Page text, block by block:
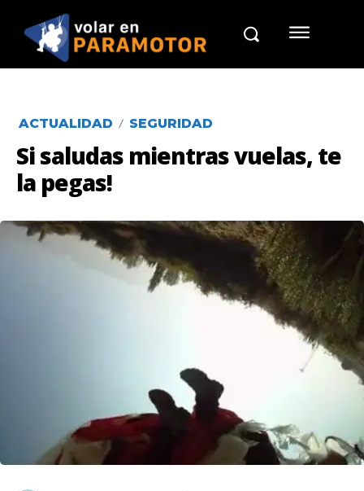
ACTUALIDAD SEGURIDAD
Si saludas mientras vuelas, te
la pegas!